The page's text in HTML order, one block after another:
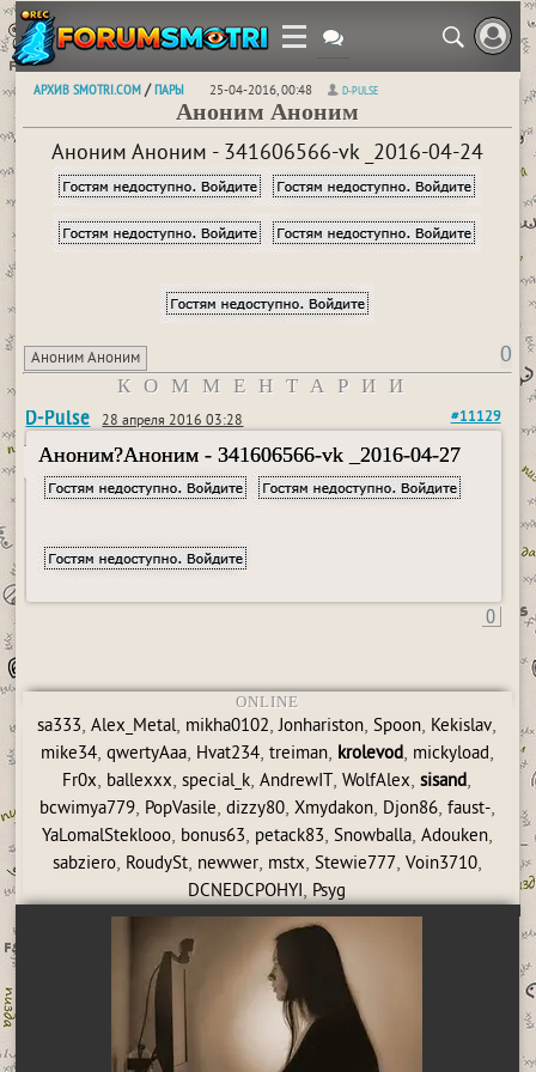
АРХИВ SMOTRI.COM /ПАРЫ 25-04-2016, 00:48 D-PULSE
Аноним Аноним
Аноним Аноним - 341606566-vk _2016-04-24
Аноним Аноним 0
КОММЕНТАРИИ
D-Pulse 28 апреля 2016 03:28 #11129
Аноним?Аноним - 341606566-vk _2016-04-27
0
ONLINE
sa333,Alex_Metal, mikha0102,Jonhariston,Spoon, Kekislav,
mike34, qwertyAaa, Hvat234, treiman, krolevod, mickyload,
Fr0x, ballexxx,special_k,AndrewIT,WolfAlex,sisand,
bcwimya779, PopVasile, dizzy80, Xmydakon, Djon86, faust-,
YaLomalSteklooo, bonus63, petack83, Snowballa, Adouken,
sabziero, RoudySt, newwer, mstx, Stewie777, Voin3710,
DCNEDCPOHYI, Psyg